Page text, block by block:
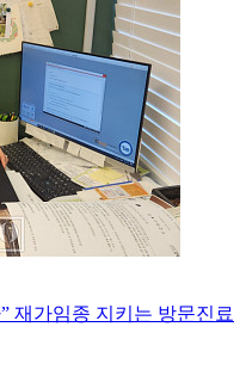
재가임종 지키는 방문진료